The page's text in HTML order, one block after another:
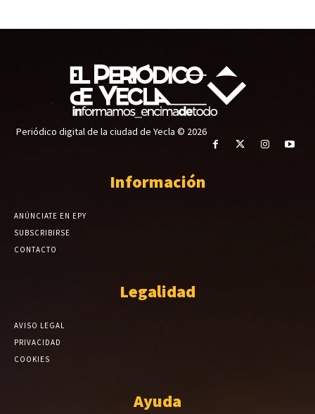
Periódico digital de la ciudad de Yecla © 2026
Información
ANÚNCIATE EN EPY
SUBSCRIBIRSE
CONTACTO
Legalidad
AVISO LEGAL
PRIVACIDAD
COOKIES
Ayuda